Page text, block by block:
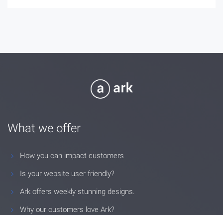
What we offer
How you can impact customers
Is your website user friendly?
Ark offers weekly stunning designs.
Why our customers love Ark?